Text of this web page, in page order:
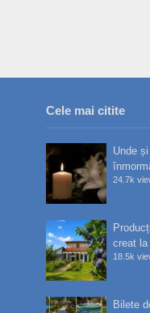
Cele mai citite
Unde
24.7k
creat
18.5k
Bilete